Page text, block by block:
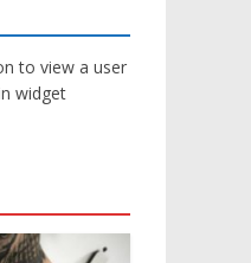
to view a user
widget